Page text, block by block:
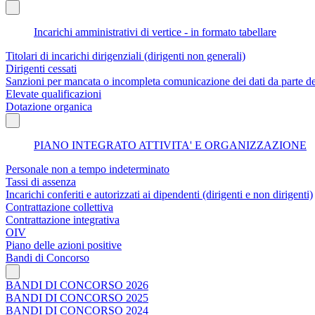
Incarichi amministrativi di vertice - in formato tabellare
Titolari di incarichi dirigenziali (dirigenti non generali)
Dirigenti cessati
Sanzioni per mancata o incompleta comunicazione dei dati da parte
Elevate qualificazioni
Dotazione organica
PIANO INTEGRATO ATTIVITA' E ORGANIZZAZIONE
Personale non a tempo indeterminato
Tassi di assenza
Incarichi conferiti e autorizzati ai dipendenti (dirigenti e non dirigenti)
Contrattazione collettiva
Contrattazione integrativa
OIV
Piano delle azioni positive
Bandi di Concorso
BANDI DI CONCORSO 2026
BANDI DI CONCORSO 2025
BANDI DI CONCORSO 2024